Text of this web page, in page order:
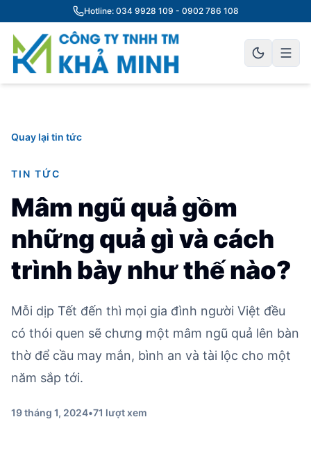
Hotline: 034 9928 109 - 0902 786 108
Quay lại tin tức
TIN TỨC
Mâm ngũ quả gồm
những quả gì và cách
trình bày như thế nào?
Mỗi dịp Tết đến thì mọi gia đình người Việt đều
có thói quen sẽ chưng một mâm ngũ quả lên bàn
thờ để cầu may mắn, bình an và tài lộc cho một
năm sắp tới.
19 tháng 1, 2024•71 lượt xem